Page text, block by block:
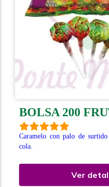
BOLSA 200
Caramelo con palo de
cola.
Ver